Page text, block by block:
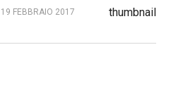
19 FEBBRAIO 2017